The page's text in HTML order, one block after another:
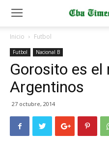
Inicio Futbol
Futbol Nacional B
Gorosito es el
Argentinos
27 octubre, 2014